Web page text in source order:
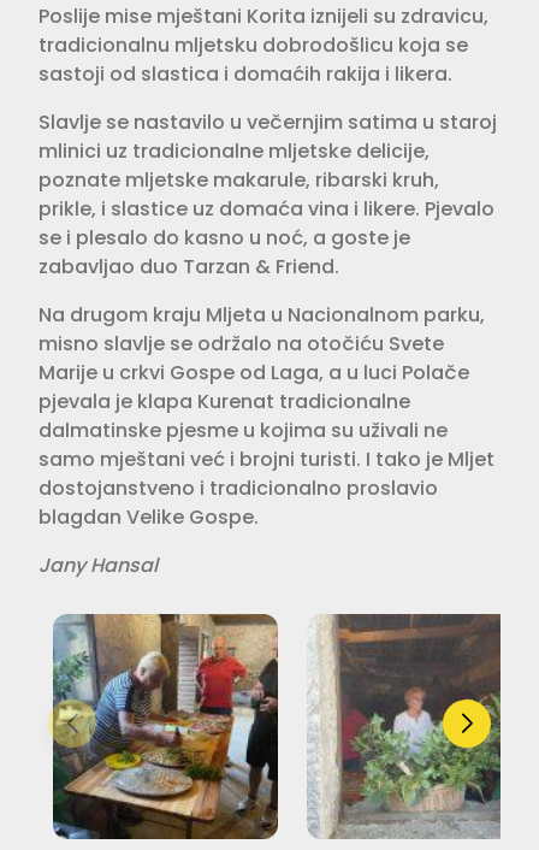
Poslije mise mještani Korita iznijeli su zdravicu,
tradicionalnu mljetsku dobrodošlicu koja se
sastoji od slastica i domaćih rakija i likera.
Slavlje se nastavilo u večernjim satima u staroj
mlinici uz tradicionalne mljetske delicije,
poznate mljetske makarule, ribarski kruh,
prikle, i slastice uz domaća vina i likere. Pjevalo
se i plesalo do kasno u noć, a goste je
zabavljao duo Tarzan & Friend.
Na drugom kraju Mljeta u Nacionalnom parku,
misno slavlje se održalo na otočiću Svete
Marije u crkvi Gospe od Laga, a u luci Polače
pjevala je klapa Kurenat tradicionalne
dalmatinske pjesme u kojima su uživali ne
samo mještani već i brojni turisti. I tako je Mljet
dostojanstveno i tradicionalno proslavio
blagdan Velike Gospe.
Jany Hansal